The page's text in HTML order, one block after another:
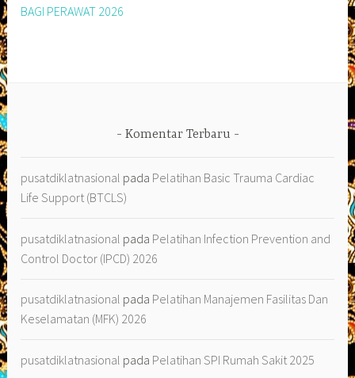
BAGI PERAWAT 2026
Komentar Terbaru
pusatdiklatnasional pada Pelatihan Basic Trauma Cardiac
Life Support (BTCLS)
pusatdiklatnasional pada Pelatihan Infection Prevention and
Control Doctor (IPCD) 2026
pusatdiklatnasional pada Pelatihan Manajemen Fasilitas Dan
Keselamatan (MFK) 2026
pusatdiklatnasional pada Pelatihan SPI Rumah Sakit 2025